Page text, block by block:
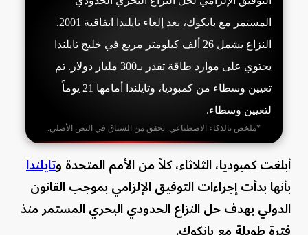
المستمر مع بانكوك، بعد إلغاء تايلندا اتفاقية 2001.
النزاع يشمل 26 ألف كيلومتر مربع في خليج تايلندا
يحتوي على موارد طاقة تقدر بـ300 مليار دولار. تم
تعيين وسطاء من كمبوديا، وتايلندا أمامها 21 يوماً
لتعيين وسطاء.
*ملخص بالذكاء الاصطناعي. تحقق من السياق في النص الأصلي.
أبلغت كمبوديا، الثلاثاء، كلاً من الأمم المتحدة وتايلندا
بأنها بدأت إجراءات التوفيق الإلزامي بموجب القانون
الدولي بهدف حل النزاع الحدودي البحري المستمر منذ